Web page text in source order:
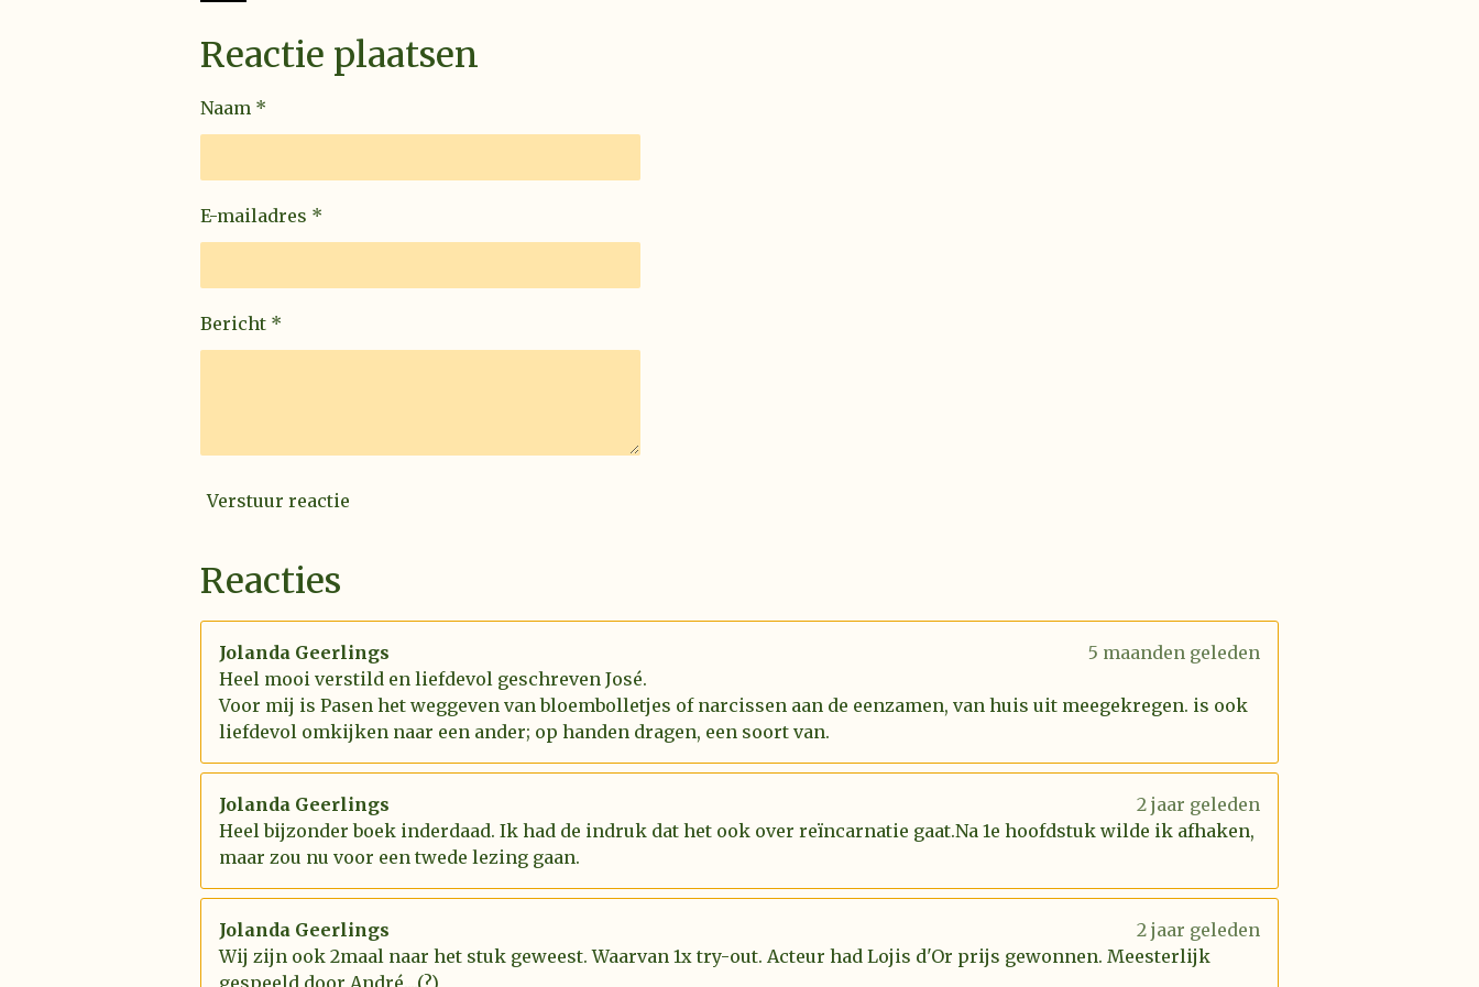
Reactie plaatsen
Naam *
E-mailadres *
Bericht *
Verstuur reactie
Reacties
Jolanda Geerlings
5 maanden geleden
Heel mooi verstild en liefdevol geschreven José.
Voor mij is Pasen het weggeven van bloembolletjes of narcissen aan de eenzamen, van huis uit meegekregen. is ook
liefdevol omkijken naar een ander; op handen dragen, een soort van.
Jolanda Geerlings
2 jaar geleden
Heel bijzonder boek inderdaad. Ik had de indruk dat het ook over reïncarnatie gaat.Na 1e hoofdstuk wilde ik afhaken,
maar zou nu voor een twede lezing gaan.
Jolanda Geerlings
2 jaar geleden
Wij zijn ook 2maal naar het stuk geweest. Waarvan 1x try-out. Acteur had Lojis d'Or prijs gewonnen. Meesterlijk